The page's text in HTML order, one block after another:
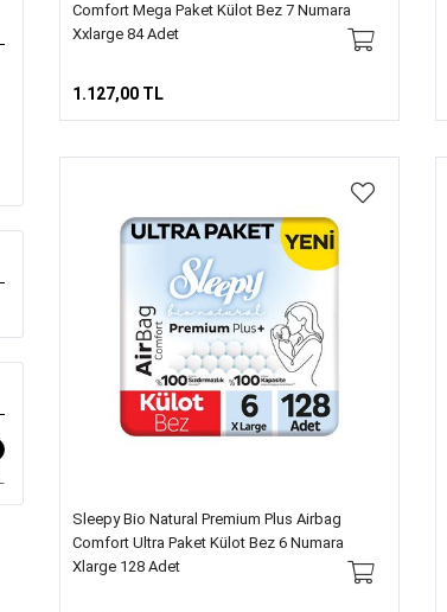
Comfort Mega Paket Külot Bez 7 Numara
Xxlarge 84 Adet
1.127,00 TL
Sleepy Bio Natural Premium Plus Airbag
Comfort Ultra Paket Külot Bez 6 Numara
Xlarge 128 Adet